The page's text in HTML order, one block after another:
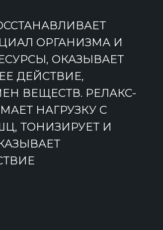
ОРГАНИЗМА И
ОКАЗЫВАЕТ
ДЕЙСТВИЕ,
ВЕЩЕСТВ. РЕЛАКС-
НАГРУЗКУ С
ТОНИЗИРУЕТ И